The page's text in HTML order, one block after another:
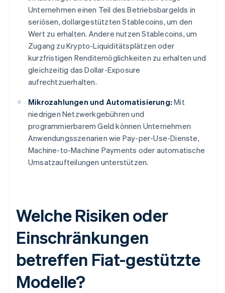
Unternehmen einen Teil des Betriebsbargelds in
seriösen, dollargestützten Stablecoins, um den
Wert zu erhalten. Andere nutzen Stablecoins, um
Zugang zu Krypto-Liquiditätsplätzen oder
kurzfristigen Renditemöglichkeiten zu erhalten und
gleichzeitig das Dollar-Exposure
aufrechtzuerhalten.
Mikrozahlungen und Automatisierung: Mit
niedrigen Netzwerkgebühren und
programmierbarem Geld können Unternehmen
Anwendungsszenarien wie Pay-per-Use-Dienste,
Machine-to-Machine Payments oder automatische
Umsatzaufteilungen unterstützen.
Welche Risiken oder
Einschränkungen
betreffen Fiat-gestützte
Modelle?